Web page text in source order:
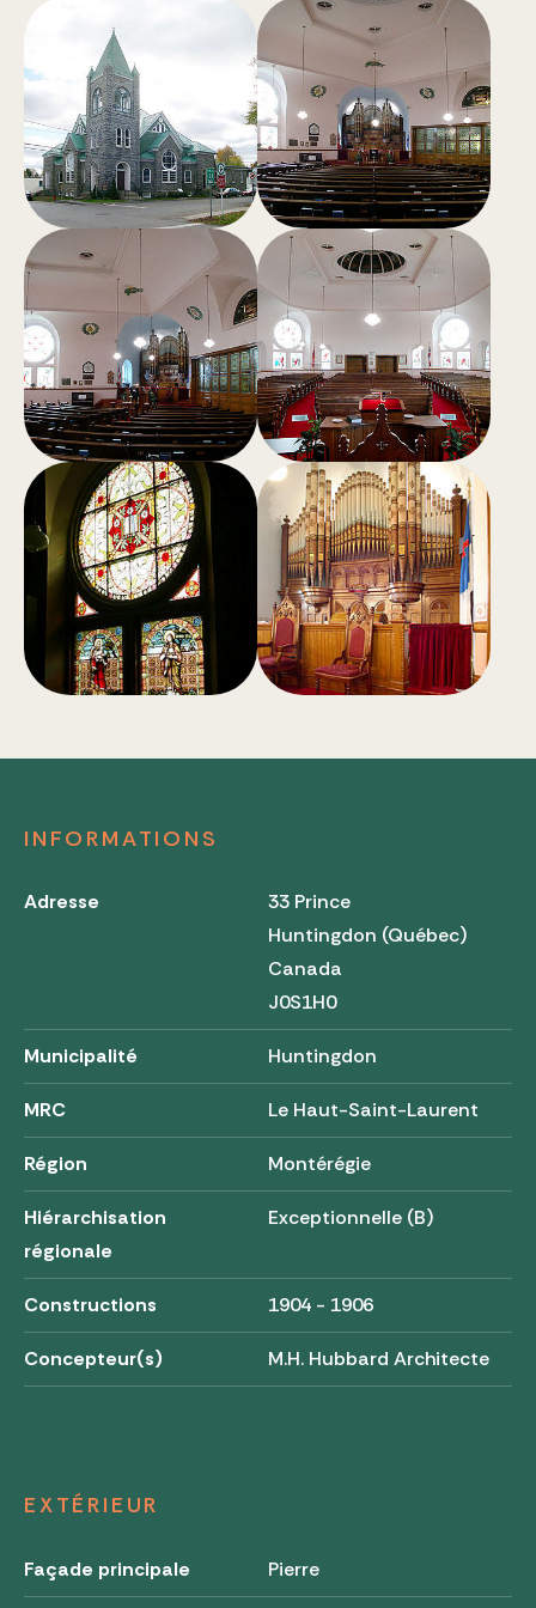
INFORMATIONS
Adresse
33 Prince
Huntingdon (Québec)
Canada
J0S1H0
Municipalité Huntingdon
MRC Le Haut-Saint-Laurent
Région Montérégie
Hiérarchisation
régionale
Exceptionnelle (B)
Constructions 1904 - 1906
Concepteur(s) M.H. Hubbard Architecte
EXTÉRIEUR
Façade principale Pierre